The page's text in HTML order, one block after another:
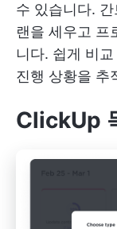
수 있습니다.
랜을 세우고 프
니다. 쉽게 비
진행 상황을 추
ClickUp